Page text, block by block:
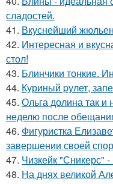
сладостей.
41. Вкуснейший жюльен
42. Интересная и
стол!
43. Блинчики тонкие.
44. Куриный pулет,
45. Ольга долина так и
неделю после
46. Фигуристка
завершении своей
47. Чизкейк "Сникерс"
48. На днях великой